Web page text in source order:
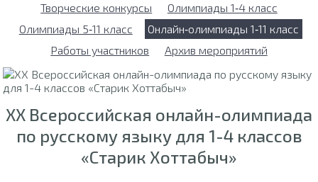
Творческие конкурсы
Олимпиады 1‑4 класс
Олимпиады 5‑11 класс
Онлайн‑олимпиады 1‑11 класс
Работы участников
Архив мероприятий
XX Всероссийская онлайн-олимпиада
по русскому языку для 1-4 классов
«Старик Хоттабыч»